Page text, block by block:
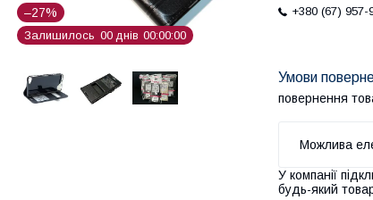
–27%
Залишилось 00 днів 00 00 00
+380 (67) 957-
повернення
У компанії
будь-який